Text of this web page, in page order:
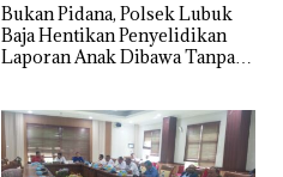
Bukan Pidana, Polsek Lubuk
Baja Hentikan Penyelidikan
Laporan Anak Dibawa Tanpa